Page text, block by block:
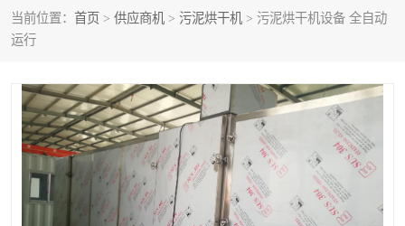
当前位置： 首页 > 供应商机 > 污泥烘干机 > 污泥烘干机设备 全自动
运行发酵设备
鸡粪发酵机 有机肥设备
纳米膜好氧发酵堆肥机 粪污烘干酶体机
膜式堆肥机 纳米膜发酵
膜式发酵仓 分子膜堆肥仓